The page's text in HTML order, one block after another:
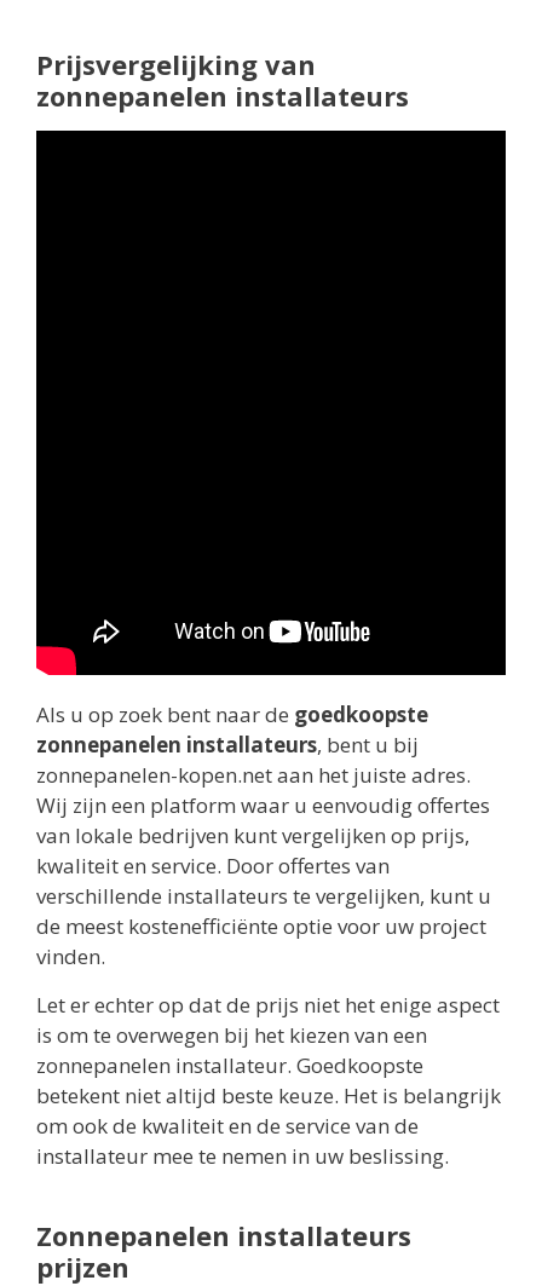
Prijsvergelijking van
zonnepanelen installateurs
Als u op zoek bent naar de goedkoopste
zonnepanelen installateurs, bent u bij
zonnepanelen-kopen.net aan het juiste adres.
Wij zijn een platform waar u eenvoudig offertes
van lokale bedrijven kunt vergelijken op prijs,
kwaliteit en service. Door offertes van
verschillende installateurs te vergelijken, kunt u
de meest kostenefficiënte optie voor uw project
vinden.
Let er echter op dat de prijs niet het enige aspect
is om te overwegen bij het kiezen van een
zonnepanelen installateur. Goedkoopste
betekent niet altijd beste keuze. Het is belangrijk
om ook de kwaliteit en de service van de
installateur mee te nemen in uw beslissing.
Zonnepanelen installateurs
prijzen